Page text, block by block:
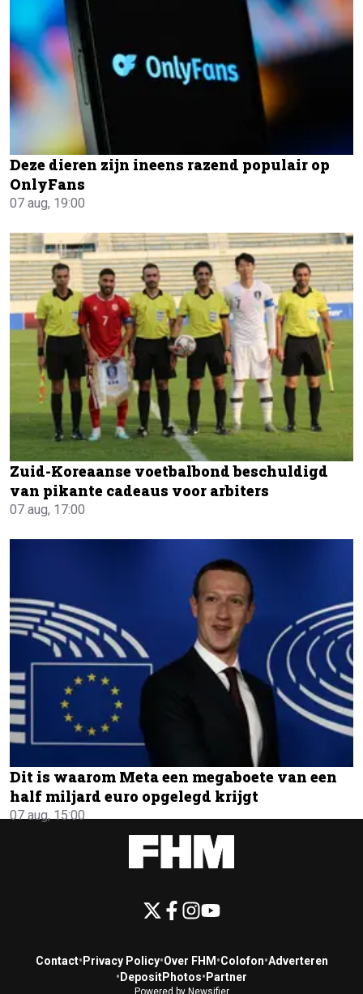
Deze dieren zijn ineens razend populair op
OnlyFans
07 aug, 19:00
Zuid-Koreaanse voetbalbond beschuldigd
van pikante cadeaus voor arbiters
07 aug, 17:00
Dit is waarom Meta een megaboete van een
half miljard euro opgelegd krijgt
07 aug, 15:00
Contact• Privacy Policy•Over FHM •Colofon•Adverteren
• DepositPhotos• Partner
Powered by Newsifier